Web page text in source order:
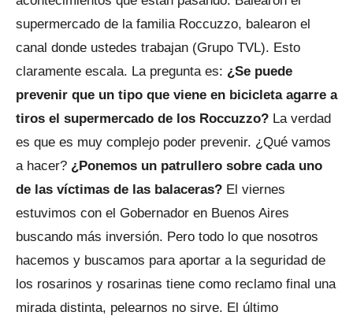
supermercado de la familia Roccuzzo, balearon el
canal donde ustedes trabajan (Grupo TVL). Esto
claramente escala. La pregunta es: ¿Se puede
prevenir que un tipo que viene en bicicleta agarre a
tiros el supermercado de los Roccuzzo? La verdad
es que es muy complejo poder prevenir. ¿Qué vamos
a hacer? ¿Ponemos un patrullero sobre cada uno
de las víctimas de las balaceras? El viernes
estuvimos con el Gobernador en Buenos Aires
buscando más inversión. Pero todo lo que nosotros
hacemos y buscamos para aportar a la seguridad de
los rosarinos y rosarinas tiene como reclamo final una
mirada distinta, pelearnos no sirve. El último